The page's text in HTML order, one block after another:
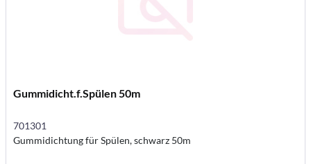
Gummidicht.f.Spülen 50m
701301
Gummidichtung für Spülen, schwarz 50m